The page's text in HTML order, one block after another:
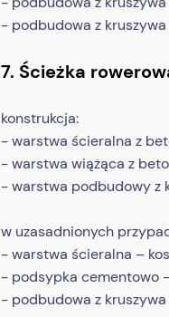
- podbudowa z kruszywa
7. Ścieżka
konstrukcja:
- warstwa ścieralna z
- warstwa wiążąca z
- warstwa podbudowy z
w uzasadnionych
- warstwa ścieralna –
- podsypka cementowo
- podbudowa z kruszywa